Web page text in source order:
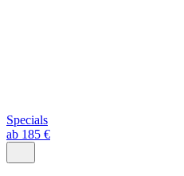
Specials
ab 185 €